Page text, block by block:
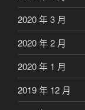
2020 年 3 月
2020 年 2 月
2020 年 1 月
2019 年 12 月